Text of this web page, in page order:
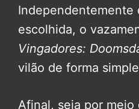
Independentemente
escolhida, o
Vingadores:
vilão de forma
Afinal, seja por meio